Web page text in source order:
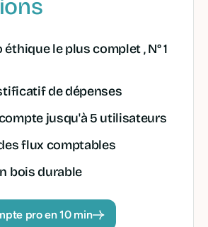
le plus complet , N° 1
de dépenses
jusqu'à 5 utilisateurs
flux comptables
bois durable
pro en 10 min